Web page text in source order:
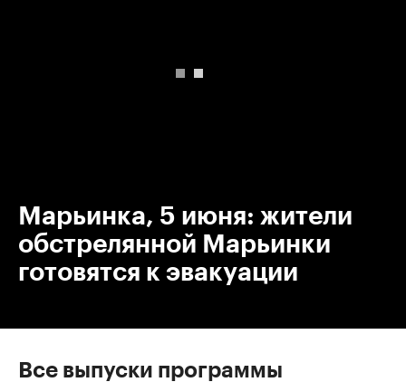
Марьинка, 5 июня: жители
обстрелянной Марьинки
готовятся к эвакуации
Все выпуски программы